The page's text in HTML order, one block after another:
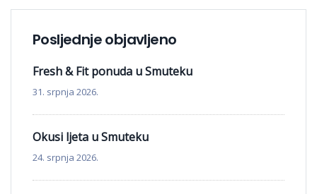
Posljednje objavljeno
Fresh & Fit ponuda u Smuteku
31. srpnja 2026.
Okusi ljeta u Smuteku
24. srpnja 2026.